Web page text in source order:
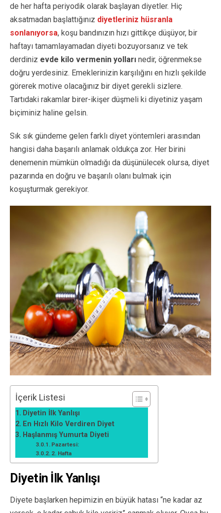
de her hafta periyodik olarak başlayan diyetler. Hiç
aksatmadan başlattığınız diyetleriniz hüsranla
sonlanıyorsa, koşu bandınızın hızı gittikçe düşüyor, bir
haftayı tamamlayamadan diyeti bozuyorsanız ve tek
derdiniz evde kilo vermenin yolları nedir, öğrenmekse
doğru yerdesiniz. Emeklerinizin karşılığını en hızlı şekilde
görerek motive olacağınız bir diyet gerekli sizlere.
Tartıdaki rakamlar birer-ikişer düşmeli ki diyetiniz yaşam
biçiminiz haline gelsin.
Sık sık gündeme gelen farklı diyet yöntemleri arasından
hangisi daha başarılı anlamak oldukça zor. Her birini
denemenin mümkün olmadığı da düşünülecek olursa, diyet
pazarında en doğru ve başarılı olanı bulmak için
koşuşturmak gerekiyor.
İçerik Listesi
Diyetin İlk Yanlışı
En Hızlı Kilo Verdiren Diyet
Haşlanmış Yumurta Diyeti
Pazartesi:
2. Hafta
Diyetin İlk Yanlışı
Diyete başlarken hepimizin en büyük hatası “ne kadar az